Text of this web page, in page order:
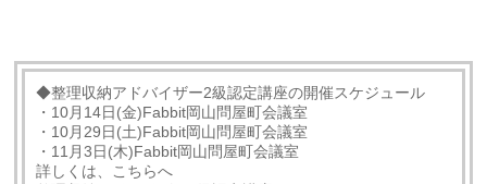
◆整理収納アドバイザー2級認定講座の開催スケジュール
・10月14日(金)Fabbit岡山問屋町会議室
・10月29日(土)Fabbit岡山問屋町会議室
・11月3日(木)Fabbit岡山問屋町会議室
詳しくは、こちらへ